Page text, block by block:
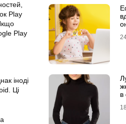
Play
Play
іноді
Ці
в